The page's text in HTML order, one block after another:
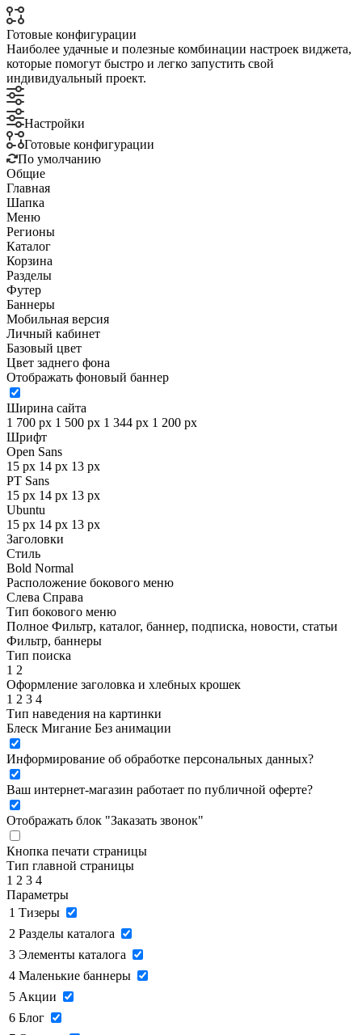
Готовые конфигурации
Наиболее удачные и полезные комбинации настроек виджета,
которые помогут быстро и легко запустить свой
индивидуальный проект.
Настройки
Готовые конфигурации
По умолчанию
Общие
Главная
Шапка
Меню
Регионы
Каталог
Корзина
Разделы
Футер
Баннеры
Мобильная версия
Личный кабинет
Базовый цвет
Цвет заднего фона
Отображать фоновый баннер
Ширина сайта
1 700 px 1 500 px 1 344 px 1 200 px
Шрифт
Open Sans
15 px 14 px 13 px
PT Sans
15 px 14 px 13 px
Ubuntu
15 px 14 px 13 px
Заголовки
Стиль
Bold Normal
Расположение бокового меню
Слева Справа
Тип бокового меню
Полное Фильтр, каталог, баннер, подписка, новости, статьи
Фильтр, баннеры
Тип поиска
1 2
Оформление заголовка и хлебных крошек
1 2 3 4
Тип наведения на картинки
Блеск Мигание Без анимации
Информирование об обработке персональных данных?
Ваш интернет-магазин работает по публичной оферте?
Отображать блок "Заказать звонок"
Кнопка печати страницы
Тип главной страницы
1 2 3 4
Параметры
1 Тизеры
2 Разделы каталога
3 Элементы каталога
4 Маленькие баннеры
5 Акции
6 Блог